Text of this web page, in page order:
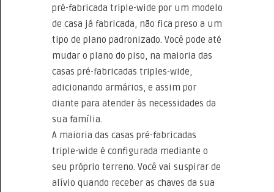
pré-fabricada triple-wide por um modelo
de casa já fabricada, não fica preso a um
tipo de plano padronizado. Você pode até
mudar o plano do piso, na maioria das
casas pré-fabricadas triples-wide,
adicionando armários, e assim por
diante para atender às necessidades da
sua família.
A maioria das casas pré-fabricadas
triple-wide é configurada mediante o
seu próprio terreno. Você vai suspirar de
alívio quando receber as chaves da sua